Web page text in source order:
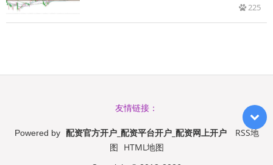
225
友情链接：
Powered by 配资官方开户_配资平台开户_配资网上开户
RSS地
图 HTML地图